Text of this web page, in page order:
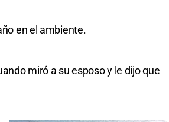
en el ambiente.
miró a su esposo y le dijo que